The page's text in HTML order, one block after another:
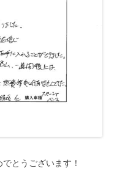
とうございます！